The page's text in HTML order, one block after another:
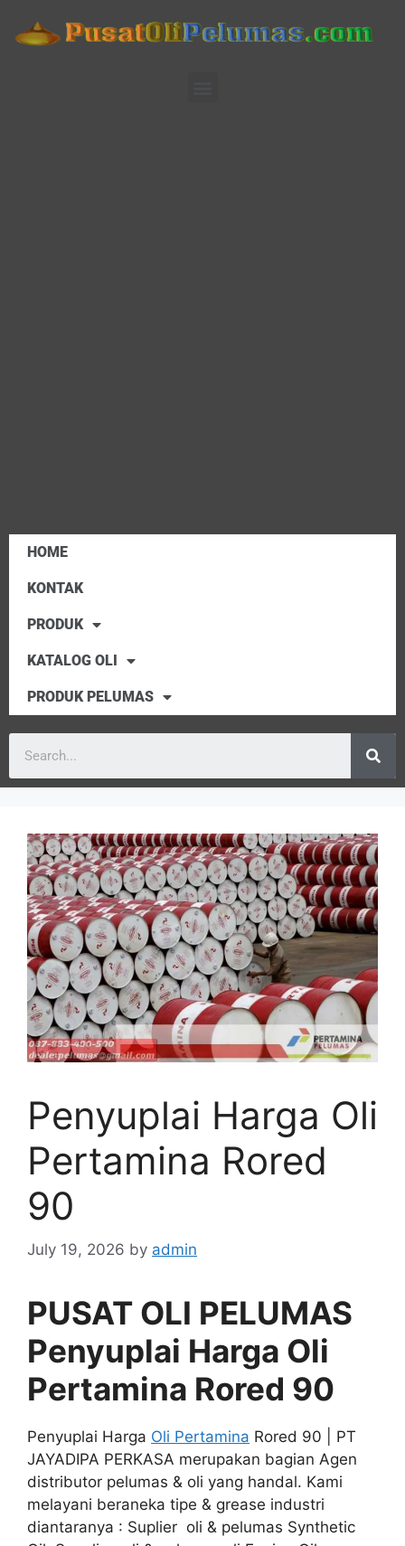
HOME
KONTAK
PRODUK
KATALOG OLI
PRODUK PELUMAS
Penyuplai Harga Oli
Pertamina Rored
90
July 19, 2026 by admin
PUSAT OLI PELUMAS
Penyuplai Harga Oli
Pertamina Rored 90
Penyuplai Harga Oli Pertamina Rored 90 | PT
JAYADIPA PERKASA merupakan bagian Agen
distributor pelumas & oli yang handal. Kami
melayani beraneka tipe & grease industri
diantaranya : Suplier oli & pelumas Synthetic